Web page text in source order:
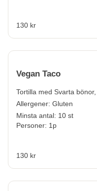
130 kr
Vegan Taco
Tortilla med Svarta
Allergener: Gluten
Minsta antal: 10 st
Personer: 1p
130 kr